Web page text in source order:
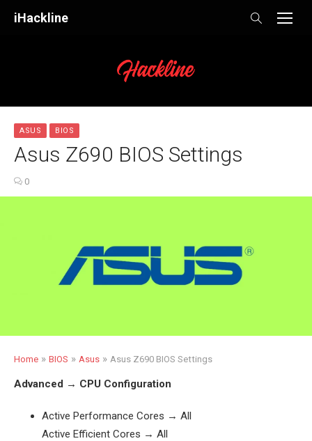
iHackline
ASUS BIOS
Asus Z690 BIOS Settings
0
Home » BIOS » Asus » Asus Z690 BIOS Settings
Advanced → CPU Configuration
Active Performance Cores → All
Active Efficient Cores → All